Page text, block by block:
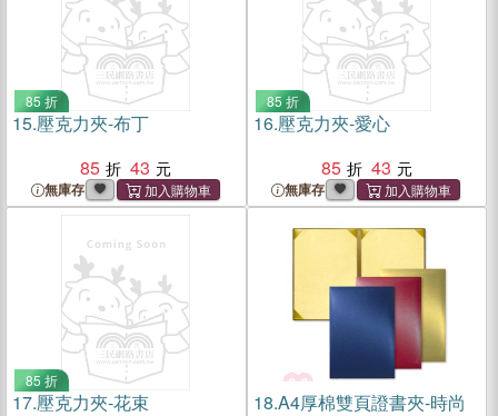
85 折
15.壓克力夾-布丁
85
43
無庫存
85 折
16.壓克力夾-愛心
85
43
無庫存
85 折
17.壓克力夾-花束
18.A4厚棉雙頁證書夾-時尚